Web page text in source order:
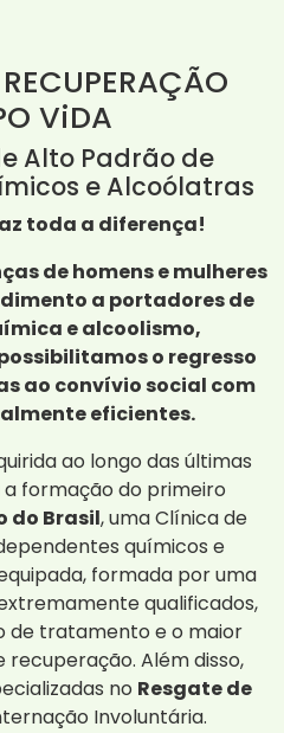
ViDA
Alto Padrão de
e Alcoólatras
toda a diferença!
de homens e mulheres
a portadores de
e alcoolismo,
o regresso
ao convívio social com
eficientes.
ao longo das últimas
formação do primeiro
do Brasil, uma Clínica de
químicos e
formada por uma
qualificados,
de tratamento e o maior
Além disso,
no Resgate de
Involuntária.